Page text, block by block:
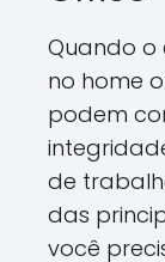
Quando o
no home
podem
de
das
você